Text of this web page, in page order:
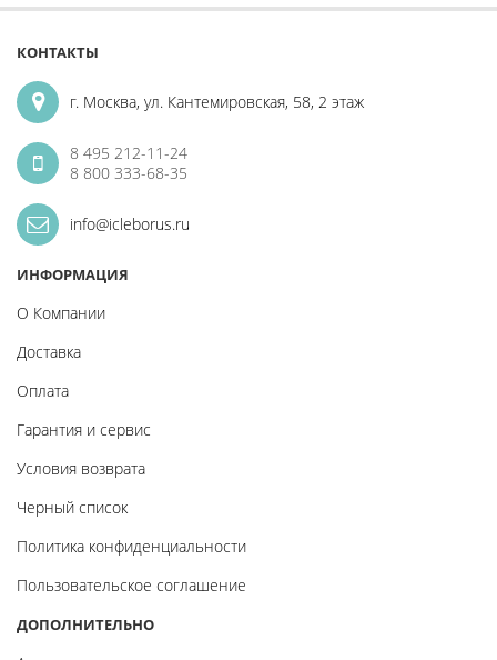
КОНТАКТЫ
г. Москва, ул. Кантемировская, 58, 2 этаж
8 495 212-11-24
8 800 333-68-35
info@icleborus.ru
ИНФОРМАЦИЯ
О Компании
Доставка
Оплата
Гарантия и сервис
Условия возврата
Черный список
Политика конфиденциальности
Пользовательское соглашение
ДОПОЛНИТЕЛЬНО